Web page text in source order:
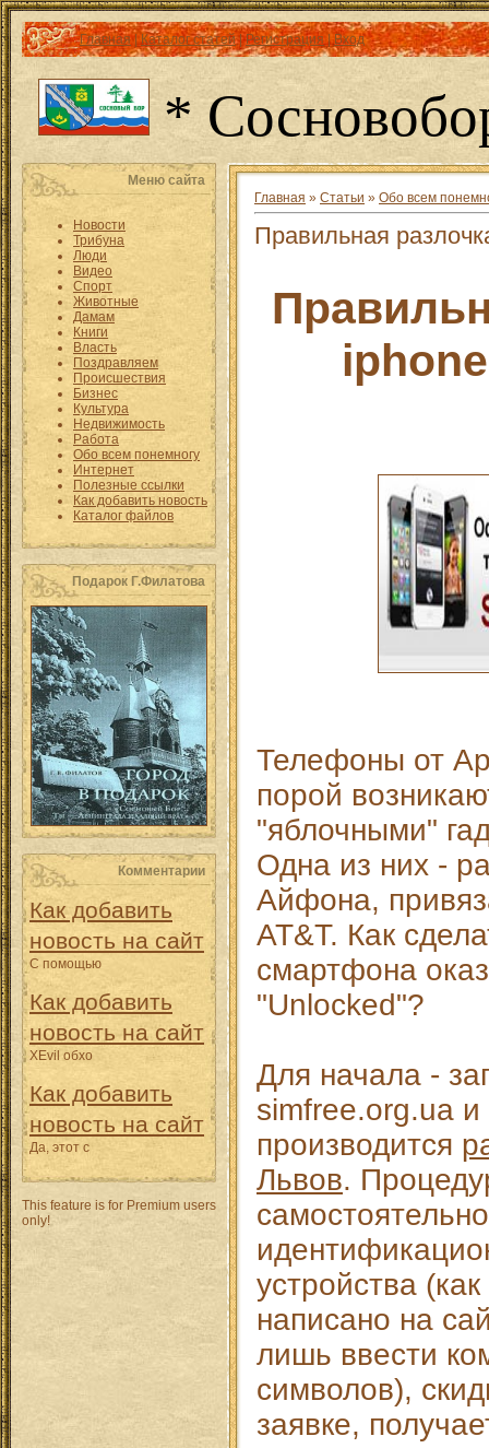
Главная|Каталог статей|Регистрация |Вход
*
Меню сайта
Новости
Трибуна
Люди
Видео
Спорт
Животные
Дамам
Книги
Власть
Поздравляем
Происшествия
Бизнес
Культура
Недвижимость
Работа
Обо всем понемногу
Интернет
Полезные ссылки
Как добавить новость
Каталог файлов
Подарок Г.Филатова
Комментарии
Как добавить
новость на сайт
С помощью
Как добавить
новость на сайт
XEvil обхо
Как добавить
новость на сайт
Да, этот с
This feature is for Premium users
only!
Главная » Статьи » Обо всем
Правильная
Телефоны от
порой
"яблочными"
Одна из них -
Айфона,
AT&T. Как
смартфона
"Unlocked"?
Для начала -
simfree.org.ua и
производится
Львов.
устройства
написано на
лишь ввести
символов),
заявке,